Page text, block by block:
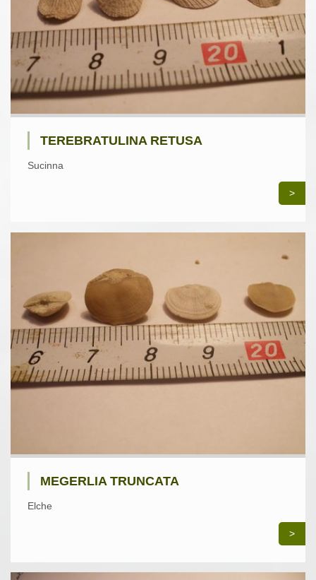
TEREBRATULINA RETUSA
Sucinna
>
MEGERLIA TRUNCATA
Elche
>